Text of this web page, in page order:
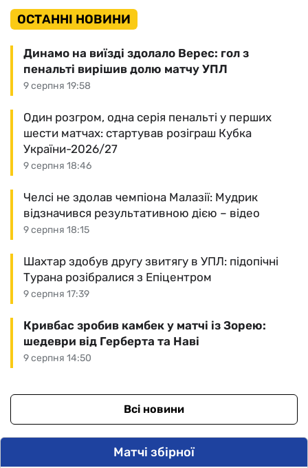
ОСТАННІ НОВИНИ
9 серпня 19:58
Динамо на виїзді здолало Верес: гол з
пенальті вирішив долю матчу УПЛ
9 серпня 18:46
Один розгром, одна серія пенальті у перших
шести матчах: стартував розіграш Кубка
України-2026/27
9 серпня 18:15
Челсі не здолав чемпіона Малазії: Мудрик
відзначився результативною дією – відео
9 серпня 17:39
Шахтар здобув другу звитягу в УПЛ: підопічні
Турана розібралися з Епіцентром
9 серпня 14:50
Кривбас зробив камбек у матчі із Зорею:
шедеври від Герберта та Наві
Всі новини
Матчі збірної